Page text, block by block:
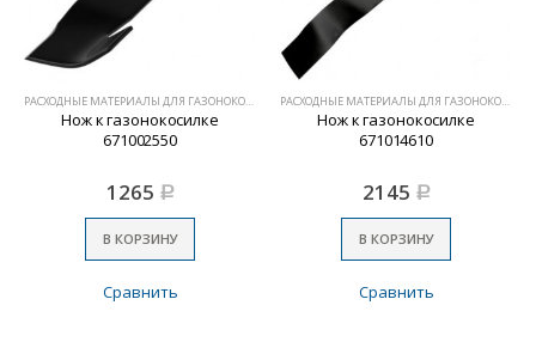
Нож к газонокосилке
671002550
1265 Р
В КОРЗИНУ
Сравнить
Нож к газонокосилке
671014610
2145 Р
В КОРЗИНУ
Сравнить